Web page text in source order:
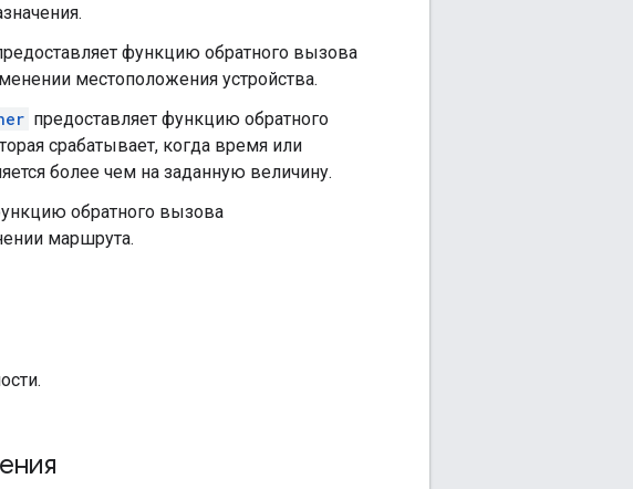
функцию обратного вызова
местоположения устройства.
предоставляет функцию обратного
срабатывает, когда время или
более чем на заданную величину.
обратного вызова
маршрута.